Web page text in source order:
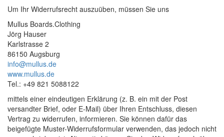
Um Ihr Widerrufsrecht auszuüben, müssen Sie uns
Mullus Boards.Clothing
Jörg Hauser
Karlstrasse 2
86150 Augsburg
info@mullus.de
www.mullus.de
Tel.: +49 821 5088122
mittels einer eindeutigen Erklärung (z. B. ein mit der Post
versandter Brief, oder E-Mail) über Ihren Entschluss, diesen
Vertrag zu widerrufen, informieren. Sie können dafür das
beigefügte Muster-Widerrufsformular verwenden, das jedoch nicht